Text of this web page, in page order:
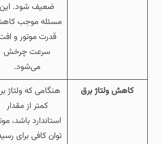
ضعیف شود. این
مسئله موجب
قدرت موتور و
سرعت چرخش
می‌شود.
کاهش ولتاژ برق
هنگامی که ولتاژ
کمتر از مقدار
استاندارد باشد،
توان کافی برای